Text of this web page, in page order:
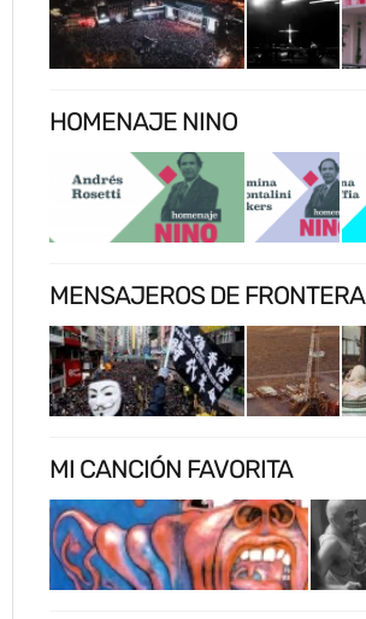
HOMENAJE NINO
MENSAJEROS DE FRONTERA
MI CANCIÓN FAVORITA